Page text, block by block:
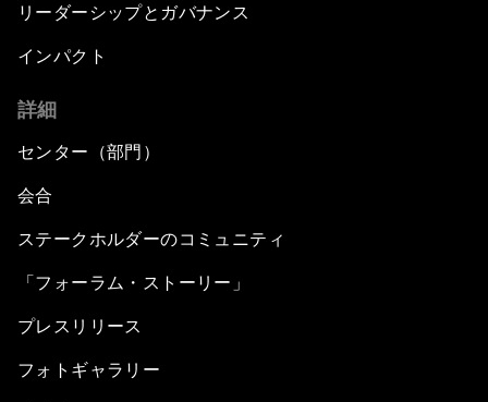
リーダーシップとガバナンス
インパクト
詳細
センター（部門）
会合
ステークホルダーのコミュニティ
「フォーラム・ストーリー」
プレスリリース
フォトギャラリー